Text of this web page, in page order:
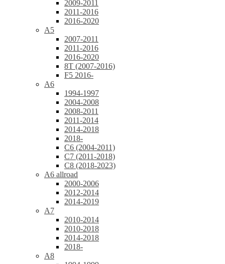
2009-2011
2011-2016
2016-2020
A5
2007-2011
2011-2016
2016-2020
8T (2007-2016)
F5 2016-
A6
1994-1997
2004-2008
2008-2011
2011-2014
2014-2018
2018-
C6 (2004-2011)
C7 (2011-2018)
C8 (2018-2023)
A6 allroad
2000-2006
2012-2014
2014-2019
A7
2010-2014
2010-2018
2014-2018
2018-
A8